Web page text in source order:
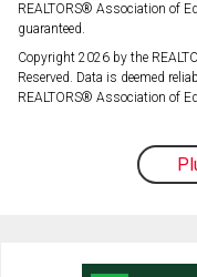
REALTORS® Association of
guaranteed.
Copyright 2026 by the
Reserved. Data is deemed
REALTORS® Association of